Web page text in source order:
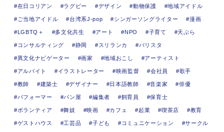
在日コリアン ラグビー デザイン 動物保護 地域アイドル
ご当地アイドル 台湾系J-pop シンガーソングライター 漫画
LGBTQ＋ 多文化共生 アート NPO 子育て 天ぷら
コンサルティング 静岡 スリランカ バリスタ
異文化ナビゲーター 画家 地域おこし アーティスト
アルバイト イラストレーター 映画監督 会社員 歌手
教師 建築士 デザイナー 日本語教師 音楽家 俳優
パフォーマー パン屋 編集者 飼育員 保育士
ボランティア 舞妓 映画 カフェ 起業 喫茶店 教育
ゲストハウス 工芸品 子ども コミュニケーション サークル